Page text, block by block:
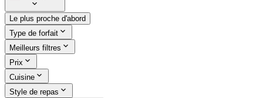
Le plus proche d'abord
Type de forfait
Meilleurs filtres
Prix
Cuisine
Style de repas